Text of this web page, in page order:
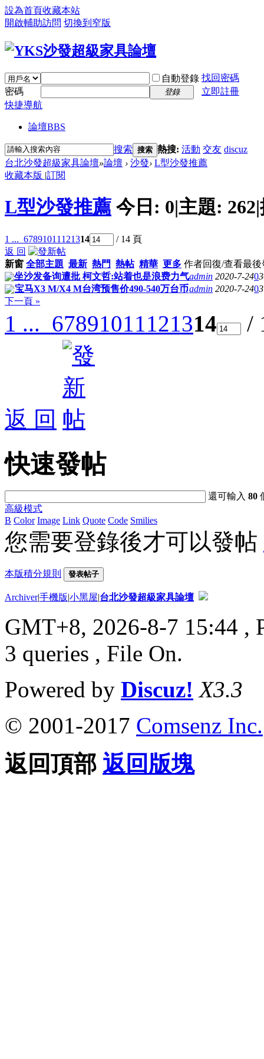
設為首頁收藏本站
開啟輔助訪問 切換到窄版
自動登錄 找回密碼
密碼
登錄
立即註冊
快捷導航
論壇BBS
搜索 搜索 熱搜: 活動 交友 discuz
台北沙發超級家具論壇»論壇 › 沙發› L型沙發推薦
收藏本版 |訂閱
L型沙發推薦 今日: 0|主題: 262|
1 ... 67891011 121314
/ 14 頁
返 回
新窗 全部主題 最新 熱門 熱帖 精華 更多 作者回復/查看最後
坐沙发备询遭批 柯文哲:站着也是浪费力气admin 2020-7-240
宝马X3 M/X4 M台湾预售价490-540万台币admin 2020-7-240
下一頁 »
1 ... 67891011121314 /
返 回
快速發帖
還可輸入80
高級模式
B Color Image Link Quote Code Smilies
您需要登錄後才可以發帖
本版積分規則 發表帖子
Archiver|手機版|小黑屋|台北沙發超級家具論壇
GMT+8, 2026-8-7 15:44 ,
3 queries , File On.
Powered by Discuz! X3.3
© 2001-2017 Comsenz Inc.
返回頂部 返回版塊